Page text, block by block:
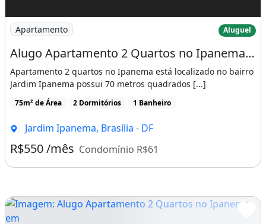
Imagem: Alugo Apartamento 2 Quartos no Ipanema em
Apartamento Aluguel
Alugo Apartamento 2 Quartos no Ipanema em Valparaiso
Apartamento 2 quartos no Ipanema está localizado no bairro
Jardim Ipanema possui 70 metros quadrados [...]
75m² de Área 2 Dormitórios 1 Banheiro
Jardim Ipanema, Brasília - DF
R$550 /mês Condomínio R$61